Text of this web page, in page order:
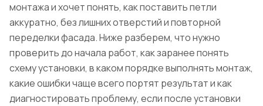
монтажа и хочет понять, как поставить петли
аккуратно, без лишних отверстий и повторной
переделки фасада. Ниже разберем, что нужно
проверить до начала работ, как заранее понять
схему установки, в каком порядке выполнять монтаж,
какие ошибки чаще всего портят результат и как
диагностировать проблему, если после установки